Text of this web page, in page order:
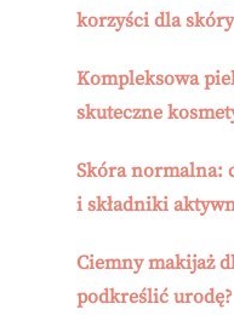
korzyści dla skóry
Kompleksowa
skuteczne
Skóra normalna:
i składniki
Ciemny makijaż
podkreślić urodę?